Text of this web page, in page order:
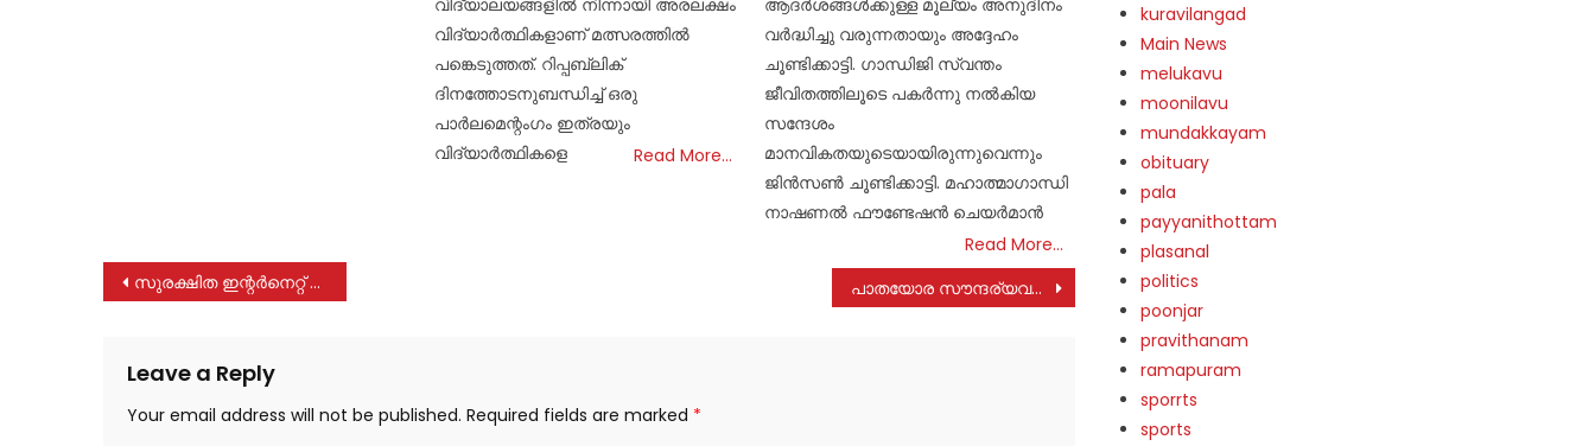
വിദ്യാർത്ഥികളാണ് മത്സരത്തിൽ
പങ്കെടുത്തത്. റിപ്പബ്ലിക്
ദിനത്തോടനുബന്ധിച്ച് ഒരു
പാർലമെന്റംഗം ഇത്രയും
വിദ്യാർത്ഥികളെ
Read More…
വർദ്ധിച്ചു വരുന്നതായും അദ്ദേഹം
ചൂണ്ടിക്കാട്ടി. ഗാന്ധിജി സ്വന്തം
ജീവിതത്തിലൂടെ പകർന്നു നൽകിയ
സന്ദേശം
മാനവികതയുടെയായിരുന്നുവെന്നും
ജിൻസൺ ചൂണ്ടിക്കാട്ടി. മഹാത്മാഗാന്ധി
നാഷണൽ ഫൗണ്ടേഷൻ ചെയർമാൻ
Read More…
Post
സുരക്ഷിത ഇന്റർനെറ്റ് ഉപയോഗം: ശിൽപശാല നടത്തി പാതയോര സൗന്ദര്യവൽക്കരണം: പിന്തുണയുമായി കൂടുതൽ സ്‌കൂളുകൾ
Leave a Reply
Your email address will not be published. Required fields are marked *
kuravilangad
Main News
melukavu
moonilavu
mundakkayam
obituary
pala
payyanithottam
plasanal
politics
poonjar
pravithanam
ramapuram
sporrts
sports